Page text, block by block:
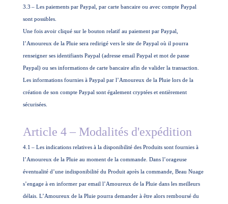
3.3 – Les paiements par Paypal, par carte bancaire ou avec compte Paypal
sont possibles.
Une fois avoir cliqué sur le bouton relatif au paiement par Paypal,
l’Amoureux de la Pluie sera redirigé vers le site de Paypal où il pourra
renseigner ses identifiants Paypal (adresse email Paypal et mot de passe
Paypal) ou ses informations de carte bancaire afin de valider la transaction.
Les informations fournies à Paypal par l’Amoureux de la Pluie lors de la
création de son compte Paypal sont également cryptées et entièrement
sécurisées.
Article 4 – Modalités d'expédition
4.1 – Les indications relatives à la disponibilité des Produits sont fournies à
l’Amoureux de la Pluie au moment de la commande. Dans l’orageuse
éventualité d’une indisponibilité du Produit après la commande, Beau Nuage
s’engage à en informer par email l’Amoureux de la Pluie dans les meilleurs
délais. L’Amoureux de la Pluie pourra demander à être alors remboursé du